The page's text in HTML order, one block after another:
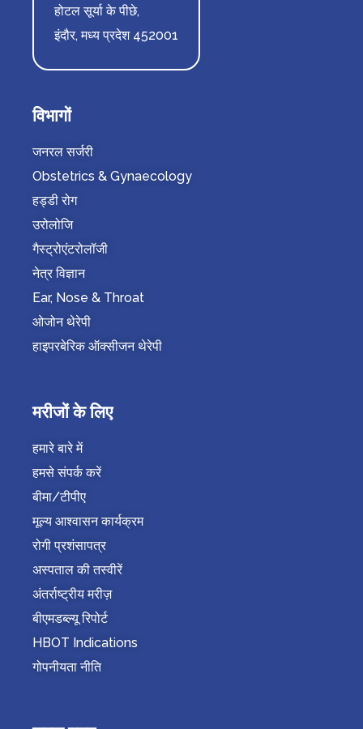
होटल सूर्या के पीछे,
इंदौर, मध्य प्रदेश 452001
विभागों
जनरल सर्जरी
Obstetrics & Gynaecology
हड्डी रोग
उरोलोजि
गैस्ट्रोएंटरोलॉजी
नेत्र विज्ञान
Ear, Nose & Throat
ओजोन थेरेपी
हाइपरबेरिक ऑक्सीजन थेरेपी
मरीजों के लिए
हमारे बारे में
हमसे संपर्क करें
बीमा/टीपीए
मूल्य आश्वासन कार्यक्रम
रोगी प्रशंसापत्र
अस्पताल की तस्वीरें
अंतर्राष्ट्रीय मरीज़
बीएमडब्ल्यू रिपोर्ट
HBOT Indications
गोपनीयता नीति